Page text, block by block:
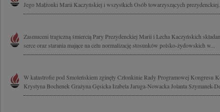
Jego Małżonki Marii Kaczyńskiej i wszystkich Osób towarzyszących
Zasmuceni tragiczną śmiercią Pary Prezydenckiej Marii i Lecha Kaczyńskich
serce oraz starania mające na celu normalizację stosunków polsko-żydowskich w...
W katastrofie pod Smoleńskiem zginęły Członkinie Rady Programowej Kongresu
Krystyna Bochenek Grażyna Gęsicka Izabela Jaruga-Nowacka Jolanta Szymanek-